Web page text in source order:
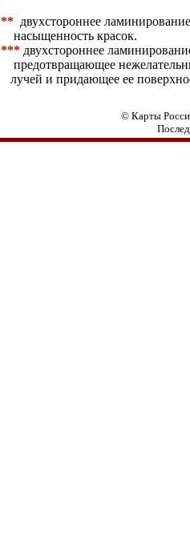
** двухстороннее
насыщенность красок.
*** двухстороннее
предотвращающее
лучей и придающее ее
© Карты